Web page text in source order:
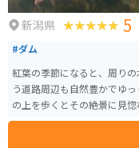
新潟県 5
#ダム
紅葉の季節になると、周り
う道路周辺も自然豊かでゆ
の上を歩くとその絶景に見惚